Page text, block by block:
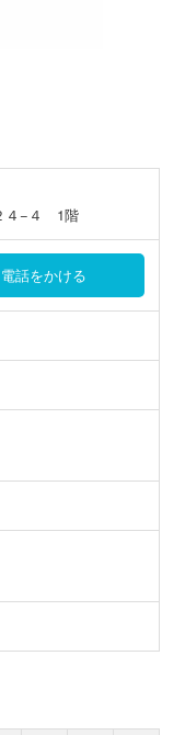
４−４ 1階
話をかける